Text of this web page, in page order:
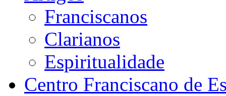
Franciscanos
Clarianos
Espiritualidade
Centro Franciscano de